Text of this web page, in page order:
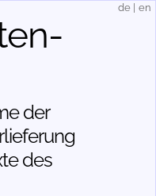
der
des
de en